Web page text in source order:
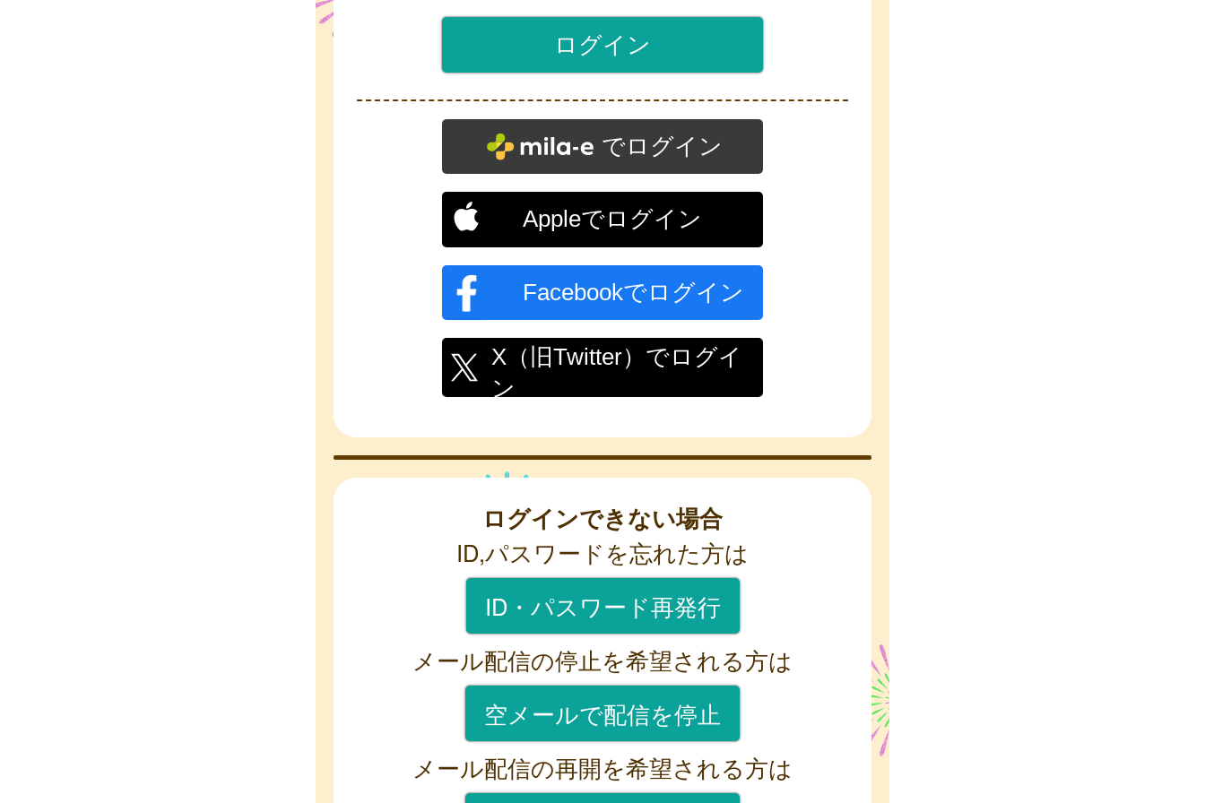
でログイン
Appleでログイン
Facebookでログイン
X（旧Twitter）でログイ
ン
ログインできない場合
ID,パスワードを忘れた方は
ID・パスワード再発行
メール配信の停止を希望される方は
空メールで配信を停止
メール配信の再開を希望される方は